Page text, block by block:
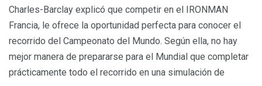
Charles-Barclay explicó que competir en el IRONMAN
Francia, le ofrece la oportunidad perfecta para conocer el
recorrido del Campeonato del Mundo. Según ella, no hay
mejor manera de prepararse para el Mundial que completar
prácticamente todo el recorrido en una simulación de